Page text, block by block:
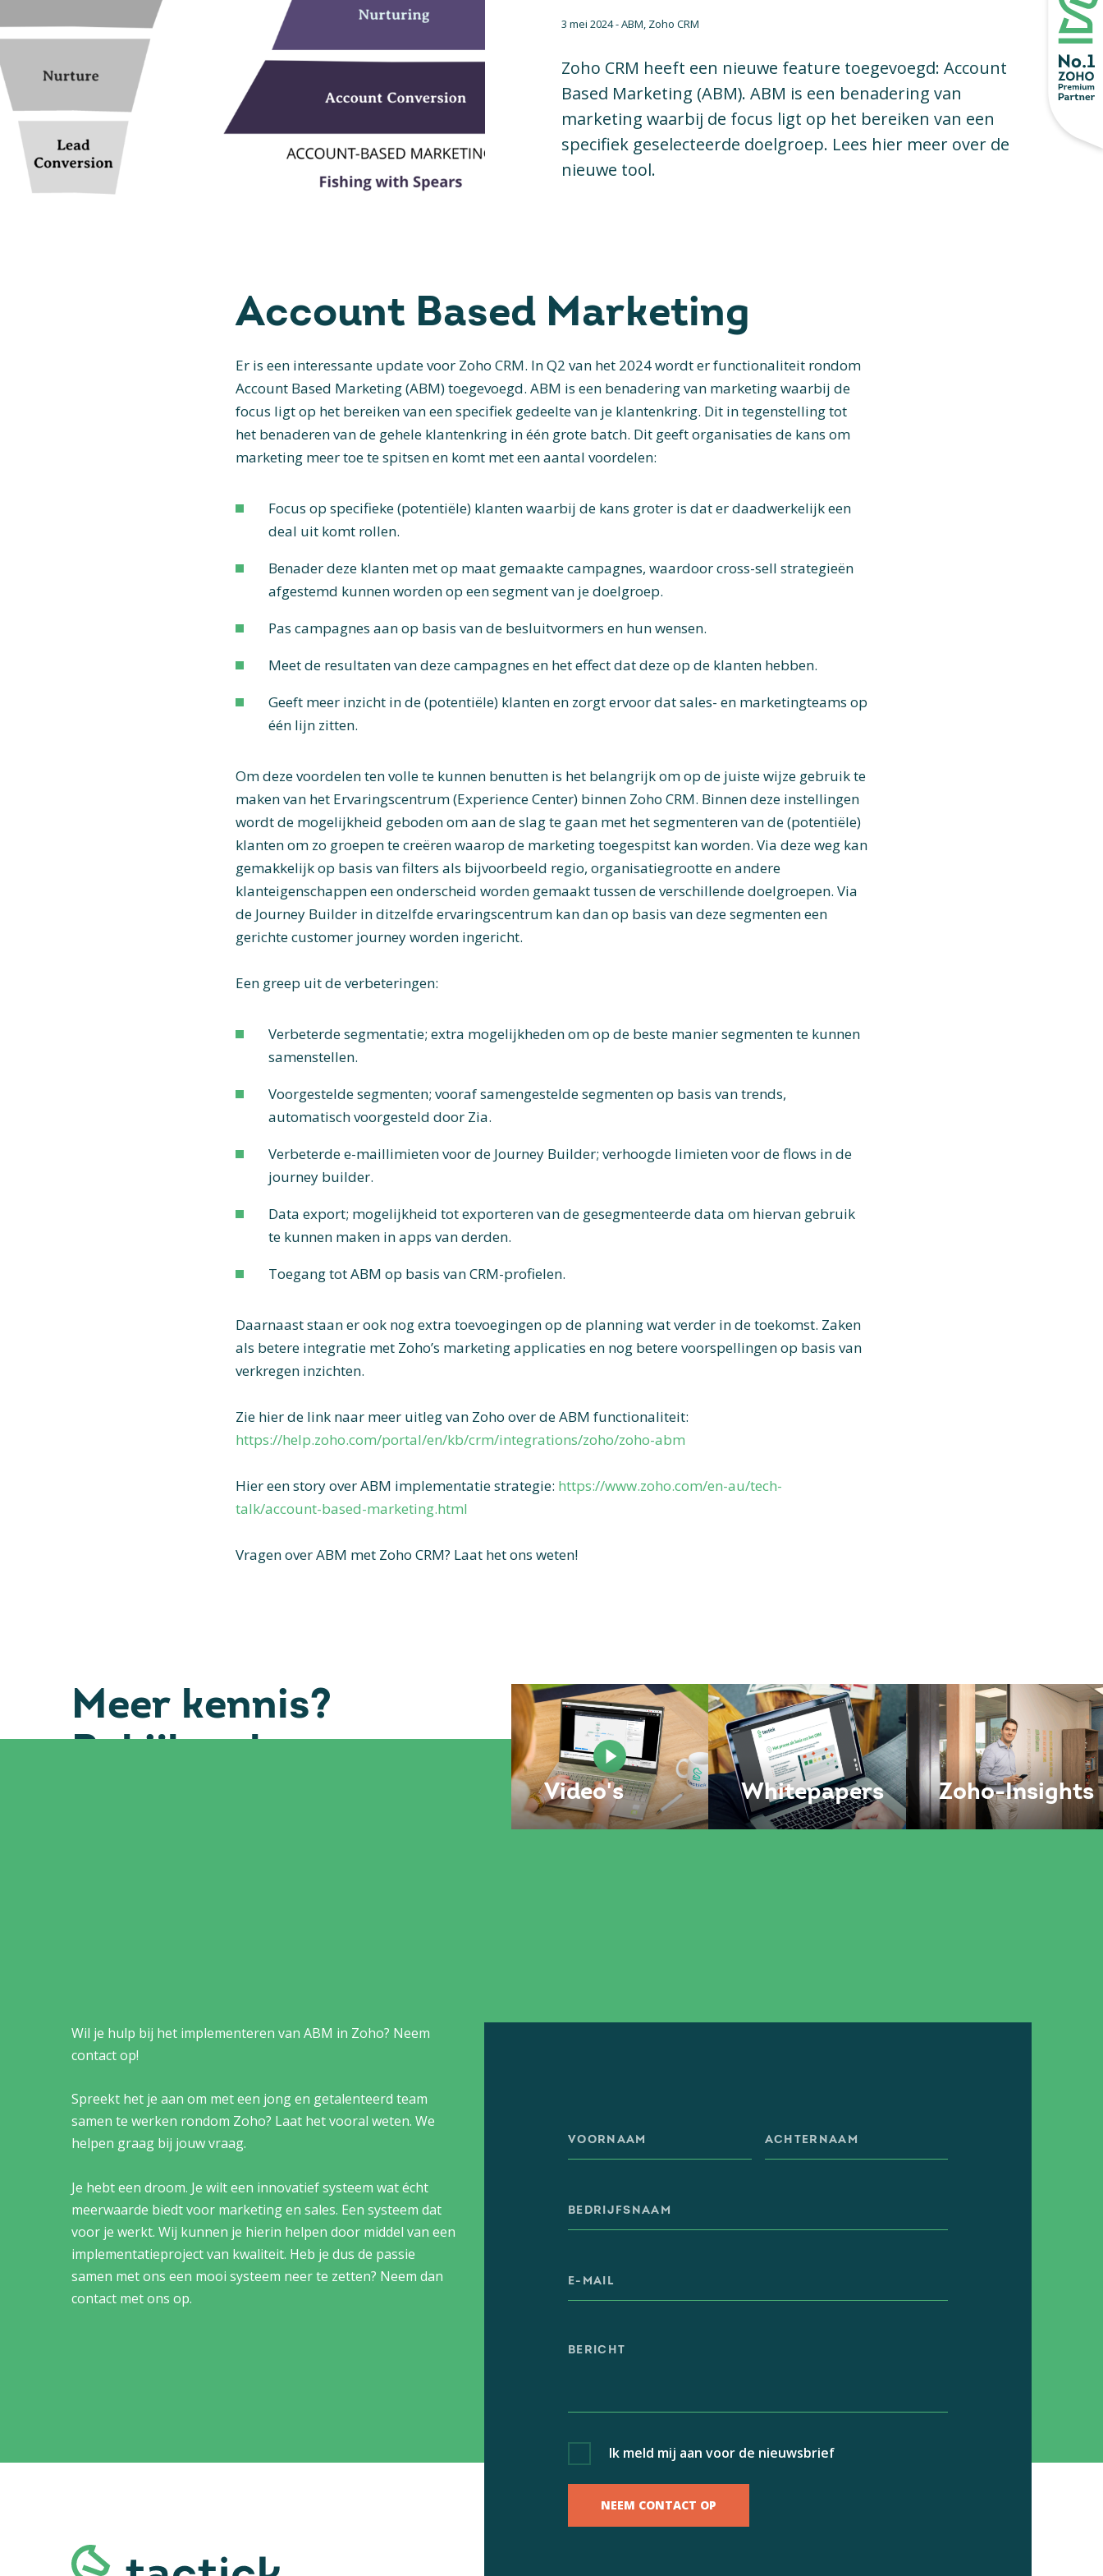
3 mei 2024 - ABM, Zoho CRM
Zoho CRM heeft een nieuwe feature toegevoegd: Account
Based Marketing (ABM). ABM is een benadering van
marketing waarbij de focus ligt op het bereiken van een
specifiek geselecteerde doelgroep. Lees hier meer over de
nieuwe tool.
Account Based Marketing
Er is een interessante update voor Zoho CRM. In Q2 van het 2024 wordt er functionaliteit rondom
Account Based Marketing (ABM) toegevoegd. ABM is een benadering van marketing waarbij de
focus ligt op het bereiken van een specifiek gedeelte van je klantenkring. Dit in tegenstelling tot
het benaderen van de gehele klantenkring in één grote batch. Dit geeft organisaties de kans om
marketing meer toe te spitsen en komt met een aantal voordelen:
Focus op specifieke (potentiële) klanten waarbij de kans groter is dat er daadwerkelijk een
deal uit komt rollen.
Benader deze klanten met op maat gemaakte campagnes, waardoor cross-sell strategieën
afgestemd kunnen worden op een segment van je doelgroep.
Pas campagnes aan op basis van de besluitvormers en hun wensen.
Meet de resultaten van deze campagnes en het effect dat deze op de klanten hebben.
Geeft meer inzicht in de (potentiële) klanten en zorgt ervoor dat sales- en marketingteams op
één lijn zitten.
Om deze voordelen ten volle te kunnen benutten is het belangrijk om op de juiste wijze gebruik te
maken van het Ervaringscentrum (Experience Center) binnen Zoho CRM. Binnen deze instellingen
wordt de mogelijkheid geboden om aan de slag te gaan met het segmenteren van de (potentiële)
klanten om zo groepen te creëren waarop de marketing toegespitst kan worden. Via deze weg kan
gemakkelijk op basis van filters als bijvoorbeeld regio, organisatiegrootte en andere
klanteigenschappen een onderscheid worden gemaakt tussen de verschillende doelgroepen. Via
de Journey Builder in ditzelfde ervaringscentrum kan dan op basis van deze segmenten een
gerichte customer journey worden ingericht.
Een greep uit de verbeteringen:
Verbeterde segmentatie; extra mogelijkheden om op de beste manier segmenten te kunnen
samenstellen.
Voorgestelde segmenten; vooraf samengestelde segmenten op basis van trends,
automatisch voorgesteld door Zia.
Verbeterde e-maillimieten voor de Journey Builder; verhoogde limieten voor de flows in de
journey builder.
Data export; mogelijkheid tot exporteren van de gesegmenteerde data om hiervan gebruik
te kunnen maken in apps van derden.
Toegang tot ABM op basis van CRM-profielen.
Daarnaast staan er ook nog extra toevoegingen op de planning wat verder in de toekomst. Zaken
als betere integratie met Zoho’s marketing applicaties en nog betere voorspellingen op basis van
verkregen inzichten.
Zie hier de link naar meer uitleg van Zoho over de ABM functionaliteit:
https://help.zoho.com/portal/en/kb/crm/integrations/zoho/zoho-abm
Hier een story over ABM implementatie strategie: https://www.zoho.com/en-au/tech-
talk/account-based-marketing.html
Vragen over ABM met Zoho CRM? Laat het ons weten!
Meer kennis?
Bekijk ook onze
Video's Whitepapers Zoho-Insights
Wil je hulp bij het implementeren van ABM in Zoho? Neem
contact op!
Spreekt het je aan om met een jong en getalenteerd team
samen te werken rondom Zoho? Laat het vooral weten. We
helpen graag bij jouw vraag.
Je hebt een droom. Je wilt een innovatief systeem wat écht
meerwaarde biedt voor marketing en sales. Een systeem dat
voor je werkt. Wij kunnen je hierin helpen door middel van een
implementatieproject van kwaliteit. Heb je dus de passie
samen met ons een mooi systeem neer te zetten? Neem dan
contact met ons op.
Ik meld mij aan voor de nieuwsbrief
NEEM CONTACT OP